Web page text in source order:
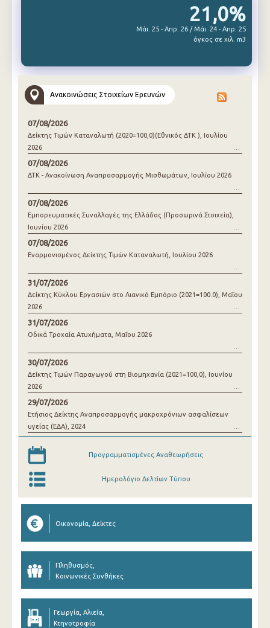
21,0%
Μάι. 25 - Απρ. 26 / Μάι. 24 - Απρ. 25
όγκος σε χιλ. m3
Ανακοινώσεις Στοιχείων Ερευνών
07/08/2026
Δείκτης Τιμών Καταναλωτή (2020=100,0)(Εθνικός ΔΤΚ ), Ιουλίου
2026
07/08/2026
ΔΤΚ - Ανακοίνωση Αναπροσαρμογής Μισθωμάτων, Ιουλίου 2026
07/08/2026
Εμπορευματικές Συναλλαγές της Ελλάδος (Προσωρινά Στοιχεία),
Ιουνίου 2026
07/08/2026
Εναρμονισμένος Δείκτης Τιμών Καταναλωτή, Ιουλίου 2026
31/07/2026
Δείκτης Κύκλου Εργασιών στο Λιανικό Εμπόριο (2021=100.0), Μαΐου
2026
31/07/2026
Οδικά Τροχαία Ατυχήματα, Μαΐου 2026
30/07/2026
Δείκτης Τιμών Παραγωγού στη Βιομηχανία (2021=100,0), Ιουνίου
2026
29/07/2026
Ετήσιος Δείκτης Αναπροσαρμογής μακροχρόνιων ασφαλίσεων
υγείας (ΕΔΑ), 2024
Προγραμματισμένες Αναθεωρήσεις
Ημερολόγιο Δελτίων Τύπου
Οικονομία, Δείκτες
Πληθυσμός,
Κοινωνικές Συνθήκες
Γεωργία, Αλιεία,
Κτηνοτροφία